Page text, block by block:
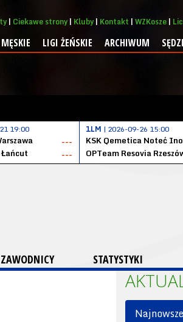
Ciekawe strony Kluby Kontakt WZKosze
LIGI ŻEŃSKIE ARCHIWUM
19:00
---
---
1LM | 2026-09-26 15:00
OPTeam Resovia
ZAWODNICY STATYSTYKI
Najnowsze